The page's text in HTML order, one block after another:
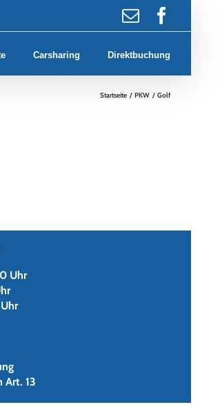
E-
Mail
Carsharing Direktbuchung
Startseite PKW Golf
Uhr
Art. 13